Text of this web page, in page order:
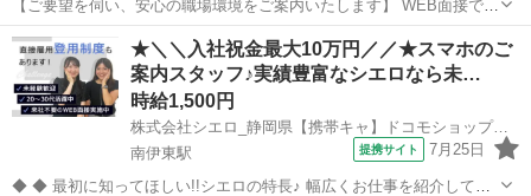
【ご要望を伺い、安心の職場環境をご案内いたします】 WEB面接で即
対応OK！ もちろん対面でもOK！ご希望の方でお会いしましょう♪ 入
社祝い金が最大10万円！※規定あり シフト制だからプライベートもし
っかり確保♪人気のお仕...
静岡 携帯ショップ
★＼＼入社祝金最大10万円／／★スマホのご
案内スタッフ♪実績豊富なシエロなら未…
時給1,500円
株式会社シエロ_静岡県【携帯キャ】ドコモショップ伊東店/AF5
南伊東駅
提携サイト 7月25日
◆ ◆ 最初に知ってほしい!!シエロの特長♪ 幅広くお仕事を紹介してい